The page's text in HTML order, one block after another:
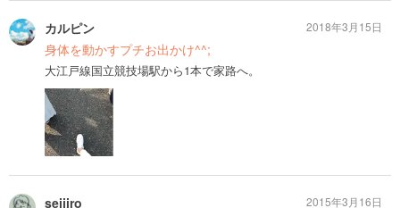
カルピン
身体を動かすプチお出かけ^^;
大江戸線国立競技場駅から1本で家路へ。
2018年3月15日
seijiro
2015年3月16日